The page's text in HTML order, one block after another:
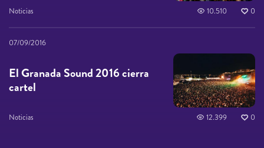
Noticias 10.510 0
07/09/2016
El Granada Sound 2016 cierra
cartel
Noticias 12.399 0